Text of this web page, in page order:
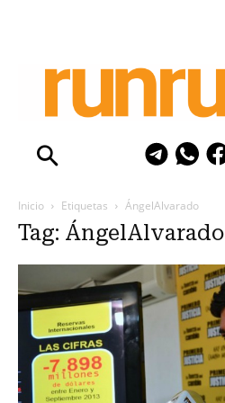
Inicio Etiquetas ÁngelAlvarado
Tag: ÁngelAlvarado